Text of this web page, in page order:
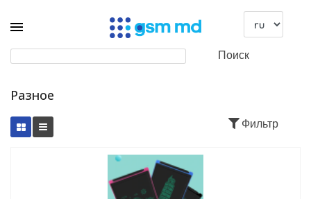
Поиск
Разное
Фильтр